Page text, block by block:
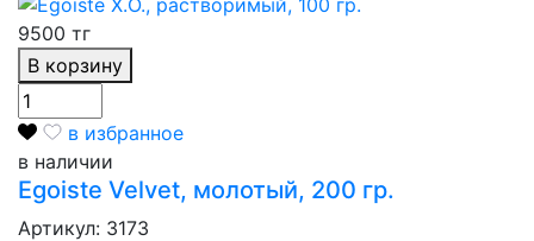
9500 тг
В корзину
в избранное
в наличии
Egoiste Velvet, молотый, 200 гр.
Артикул: 3173